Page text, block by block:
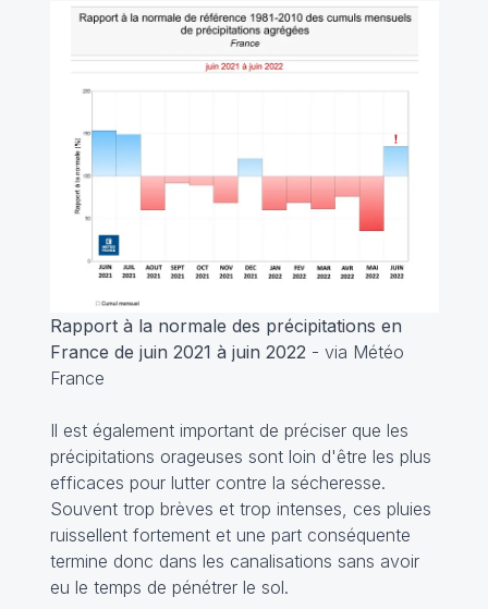
Rapport à la normale des précipitations en
France de juin 2021 à juin 2022 - via Météo
France
Il est également important de préciser que les
précipitations orageuses sont loin d'être les plus
efficaces pour lutter contre la sécheresse.
Souvent trop brèves et trop intenses, ces pluies
ruissellent fortement et une part conséquente
termine donc dans les canalisations sans avoir
eu le temps de pénétrer le sol.